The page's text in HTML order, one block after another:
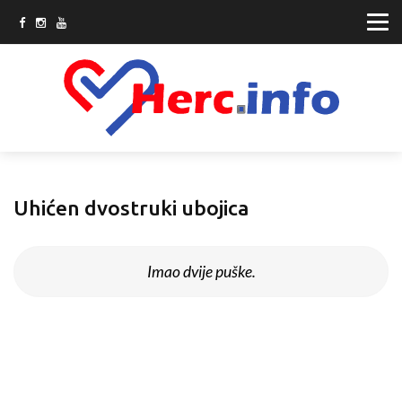
Uhićen dvostruki ubojica
Imao dvije puške.